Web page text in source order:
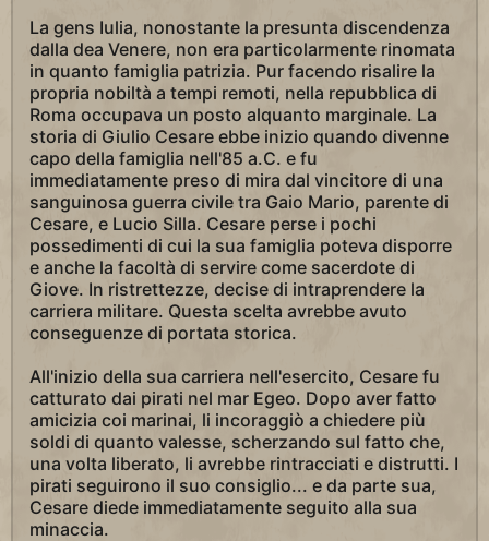
La gens Iulia, nonostante la presunta discendenza
dalla dea Venere, non era particolarmente rinomata
in quanto famiglia patrizia. Pur facendo risalire la
propria nobiltà a tempi remoti, nella repubblica di
Roma occupava un posto alquanto marginale. La
storia di Giulio Cesare ebbe inizio quando divenne
capo della famiglia nell'85 a.C. e fu
immediatamente preso di mira dal vincitore di una
sanguinosa guerra civile tra Gaio Mario, parente di
Cesare, e Lucio Silla. Cesare perse i pochi
possedimenti di cui la sua famiglia poteva disporre
e anche la facoltà di servire come sacerdote di
Giove. In ristrettezze, decise di intraprendere la
carriera militare. Questa scelta avrebbe avuto
conseguenze di portata storica.
All'inizio della sua carriera nell'esercito, Cesare fu
catturato dai pirati nel mar Egeo. Dopo aver fatto
amicizia coi marinai, li incoraggiò a chiedere più
soldi di quanto valesse, scherzando sul fatto che,
una volta liberato, li avrebbe rintracciati e distrutti. I
pirati seguirono il suo consiglio... e da parte sua,
Cesare diede immediatamente seguito alla sua
minaccia.